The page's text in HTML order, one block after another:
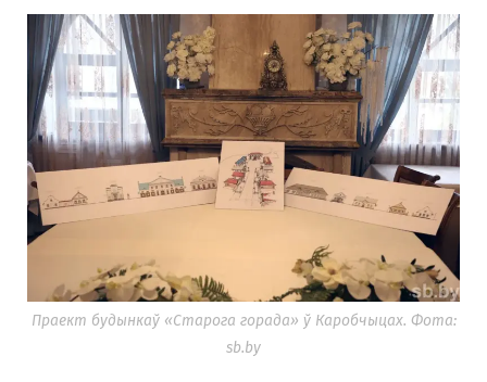
Праект будынкаў «Старога горада» ў Каробчыцах. Фота:
sb.by